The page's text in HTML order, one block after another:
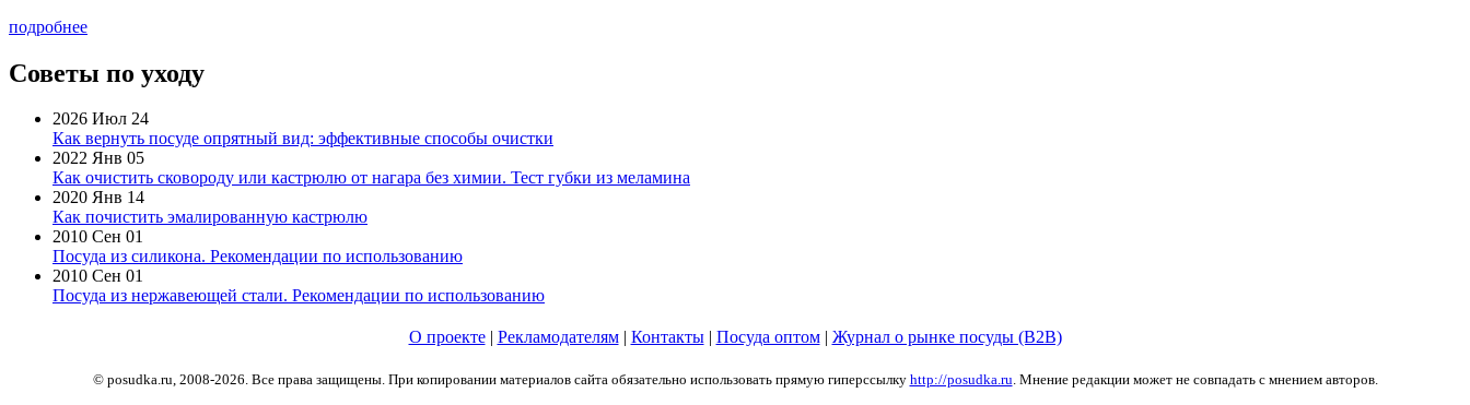
подробнее
Советы по уходу
2026 Июл 24
Как вернуть посуде опрятный вид: эффективные способы очистки
2022 Янв 05
Как очистить сковороду или кастрюлю от нагара без химии. Тест губки из меламина
2020 Янв 14
Как почистить эмалированную кастрюлю
2010 Сен 01
Посуда из силикона. Рекомендации по использованию
2010 Сен 01
Посуда из нержавеющей стали. Рекомендации по использованию
О проекте| Рекламодателям| Контакты| Посуда оптом| Журнал о рынке посуды (B2B)
© posudka.ru, 2008-2026. Все права защищены. При копировании материалов сайта обязательно использовать прямую гиперссылку http://posudka.ru. Мнение редакции может не совпадать с мнением авторов.